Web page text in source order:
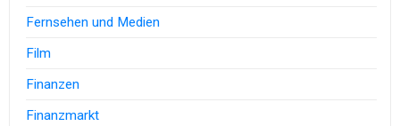
Fernsehen und Medien
Film
Finanzen
Finanzmarkt